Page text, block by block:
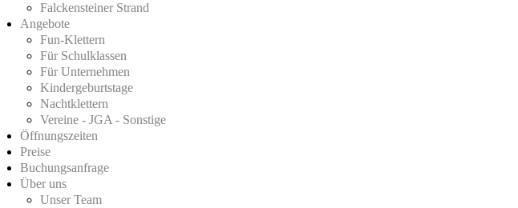
Falckensteiner Strand
Angebote
Fun-Klettern
Für Schulklassen
Für Unternehmen
Kindergeburtstage
Nachtklettern
Vereine - JGA - Sonstige
Öffnungszeiten
Preise
Buchungsanfrage
Über uns
Unser Team